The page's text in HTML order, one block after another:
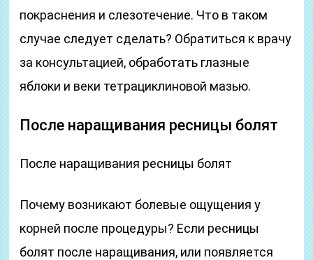
покраснения и слезотечение. Что в таком
случае следует сделать? Обратиться к врачу
за консультацией, обработать глазные
яблоки и веки тетрациклиновой мазью.
После наращивания ресницы болят
После наращивания ресницы болят
Почему возникают болевые ощущения у
корней после процедуры? Если ресницы
болят после наращивания, или появляется